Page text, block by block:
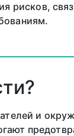
рисков,
и